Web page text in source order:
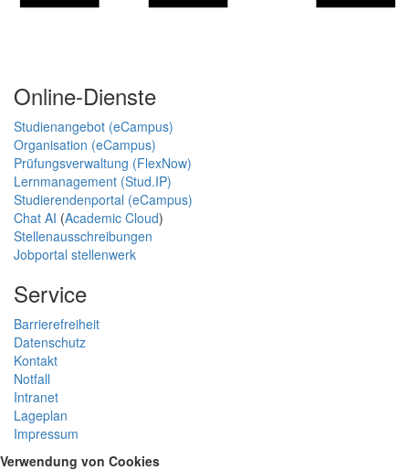
Online-Dienste
Studienangebot (eCampus)
Organisation (eCampus)
Prüfungsverwaltung (FlexNow)
Lernmanagement (Stud.IP)
Studierendenportal (eCampus)
Chat AI (Academic Cloud)
Stellenausschreibungen
Jobportal stellenwerk
Service
Barrierefreiheit
Datenschutz
Kontakt
Notfall
Intranet
Lageplan
Impressum
Verwendung von Cookies